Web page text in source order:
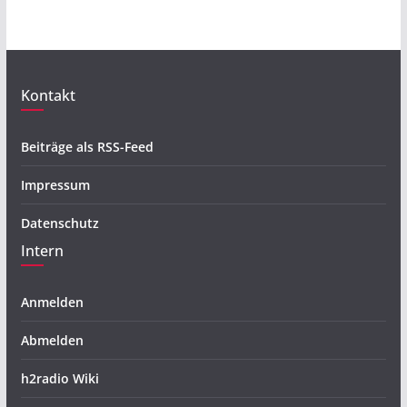
Kontakt
Beiträge als RSS-Feed
Impressum
Datenschutz
Intern
Anmelden
Abmelden
h2radio Wiki